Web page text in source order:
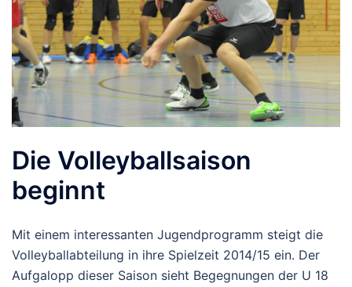
Die Volleyballsaison
beginnt
Mit einem interessanten Jugendprogramm steigt die
Volleyballabteilung in ihre Spielzeit 2014/15 ein. Der
Aufgalopp dieser Saison sieht Begegnungen der U 18